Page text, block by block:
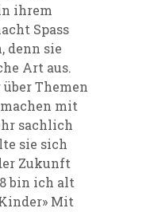
ihrem
Spass
denn sie
Art aus.
Themen
mit
sachlich
sie sich
Zukunft
bin ich alt
Mit